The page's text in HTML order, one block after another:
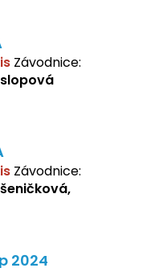
Závodnice:
Závodnice:
2024